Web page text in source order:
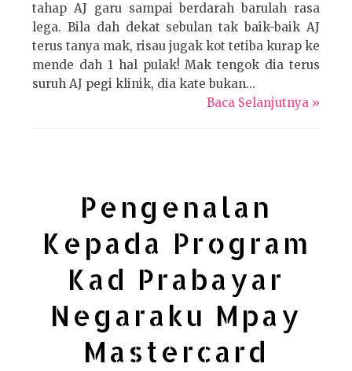
tahap AJ garu sampai berdarah barulah rasa
lega. Bila dah dekat sebulan tak baik-baik AJ
terus tanya mak, risau jugak kot tetiba kurap ke
mende dah 1 hal pulak! Mak tengok dia terus
suruh AJ pegi klinik, dia kate bukan...
Baca Selanjutnya »
Pengenalan
Kepada Program
Kad Prabayar
Negaraku Mpay
Mastercard